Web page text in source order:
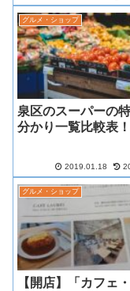
グルメ・ショップ
泉区のスーパーの
分かり一覧比較表！
2019.01.18
グルメ・ショップ
【開店】「カフェ